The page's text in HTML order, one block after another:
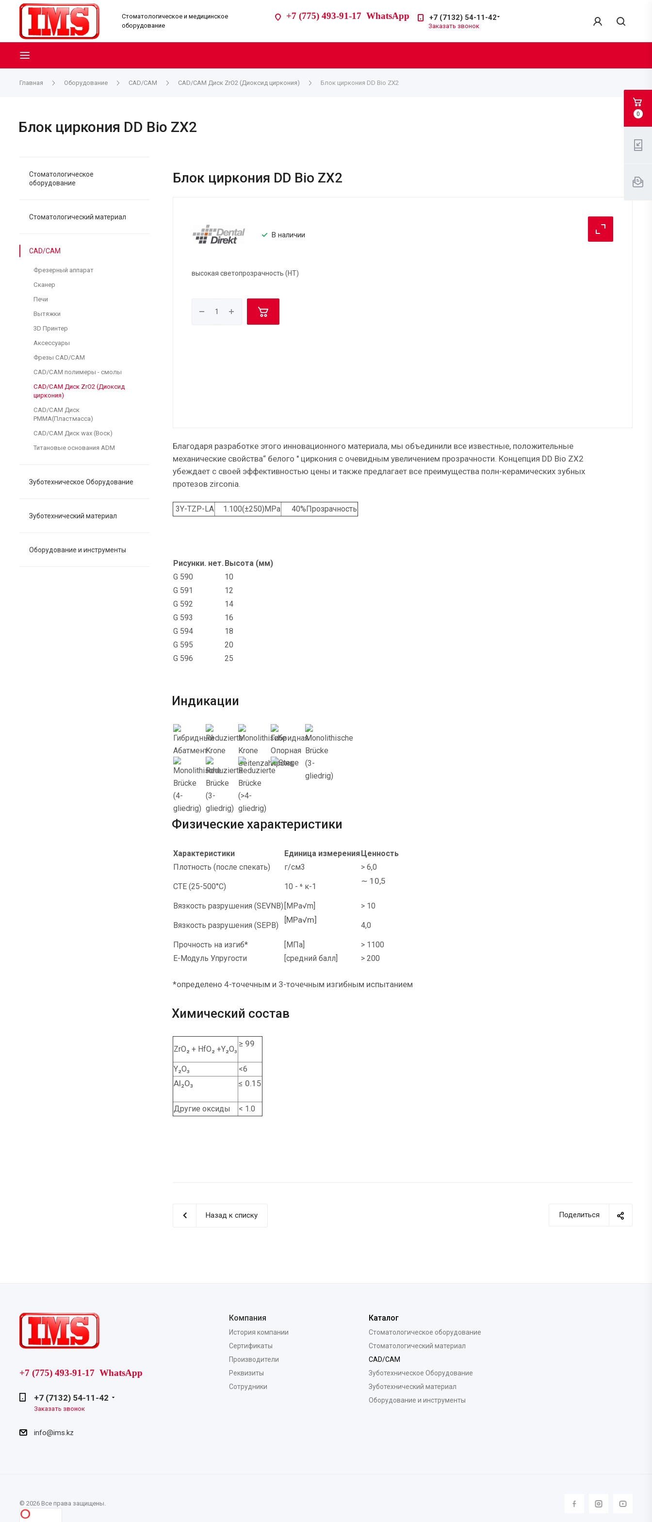
Стоматологическое и медицинское
оборудование
+7 (775) 493-91-17 WhatsApp +7 (7132) 54-11-42
Заказать звонок
Главная Оборудование CAD/CAM CAD/CAM Диск ZrO2 (Диоксид циркония) Блок циркония DD Bio ZX2
Блок циркония DD Bio ZX2
Блок циркония DD Bio ZX2
В наличии
высокая светопрозрачность (HT)
Благодаря разработке этого инновационного материала, мы объединили все известные, положительные
механические свойства“ белого " циркония с очевидным увеличением прозрачности. Концепция DD Bio ZX2
убеждает с своей эффективностью цены и также предлагает все преимущества полн-керамических зубных
протезов zirconia.
3Y-TZP-LA 1.100(±250)MPa 40%Прозрачность
Рисунки. нет. Высота (мм)
G 590
10
G 591
12
G 592
14
G 593
16
G 594
18
G 595
20
G 596
25
Индикации
Физические характеристики
Характеристики Единица измеренияЦенность
Плотность (после спекать)
г/см3 > 6,0
CTE (25-500°C) 10 - ⁶ к-1
∼ 10,5
Вязкость разрушения (SEVNB) [MPa√m] > 10
Вязкость разрушения (SEPB)
[MPa√m]
4,0
Прочность на изгиб* [МПа]
> 1100
E-Модуль Упругости
[средний балл] > 200
*определено 4-точечным и 3-точечным изгибным испытанием
Химический состав
ZrO₂ + HfO₂ +Y₂O₃
≥ 99
Y₂O₃ <6
Al₂O₃ ≤ 0.15
Другие оксиды < 1.0
Поделиться
Назад к списку
Стоматологическое
оборудование
Стоматологический материал
CAD/CAM
Фрезерный аппарат
Сканер
Печи
Вытяжки
3D Принтер
Аксессуары
Фрезы CAD/CAM
CAD/CAM полимеры - смолы
CAD/CAM Диск ZrO2 (Диоксид
циркония)
CAD/CAM Диск
PMMA(Пластмасса)
CAD/CAM Диск wax (Воск)
Титановые основания ADM
Зуботехническое Оборудование
Зуботехнический материал
Оборудование и инструменты
+7 (775) 493-91-17 WhatsApp
+7 (7132) 54-11-42
Заказать звонок
info@ims.kz
Компания
История компании
Сертификаты
Производители
Реквизиты
Сотрудники
Каталог
Стоматологическое оборудование
Стоматологический материал
CAD/CAM
Зуботехническое Оборудование
Зуботехнический материал
Оборудование и инструменты
© 2026 Все права защищены.
0